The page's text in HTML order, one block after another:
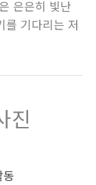
은은히 빛난
를 기다리는 저
진
동